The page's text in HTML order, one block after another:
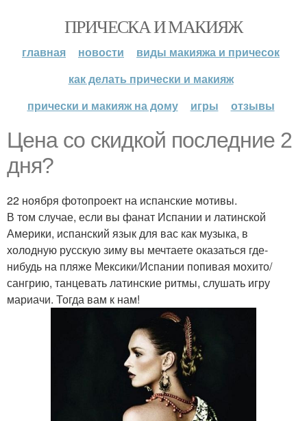
ПРИЧЕСКА И МАКИЯЖ
главная новости
виды макияжа и причесок
как делать прически и макияж
прически и макияж на дому
игры отзывы
Цена со скидкой последние 2
дня?
22 ноября фотопроект на испанские мотивы.
В том случае, если вы фанат Испании и латинской
Америки, испанский язык для вас как музыка, в
холодную русскую зиму вы мечтаете оказаться где-
нибудь на пляже Мексики/Испании попивая мохито/
сангрию, танцевать латинские ритмы, слушать игру
мариачи. Тогда вам к нам!